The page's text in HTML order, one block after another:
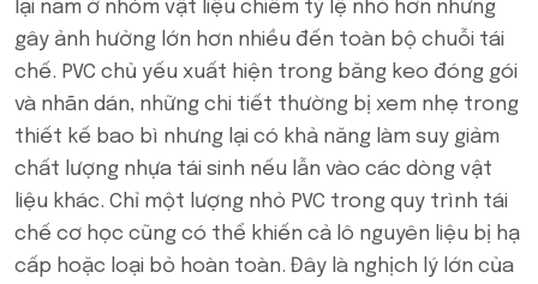
lại nằm ở nhóm vật liệu chiếm tỷ lệ nhỏ hơn nhưng
gây ảnh hưởng lớn hơn nhiều đến toàn bộ chuỗi tái
chế. PVC chủ yếu xuất hiện trong băng keo đóng gói
và nhãn dán, những chi tiết thường bị xem nhẹ trong
thiết kế bao bì nhưng lại có khả năng làm suy giảm
chất lượng nhựa tái sinh nếu lẫn vào các dòng vật
liệu khác. Chỉ một lượng nhỏ PVC trong quy trình tái
chế cơ học cũng có thể khiến cả lô nguyên liệu bị hạ
cấp hoặc loại bỏ hoàn toàn. Đây là nghịch lý lớn của